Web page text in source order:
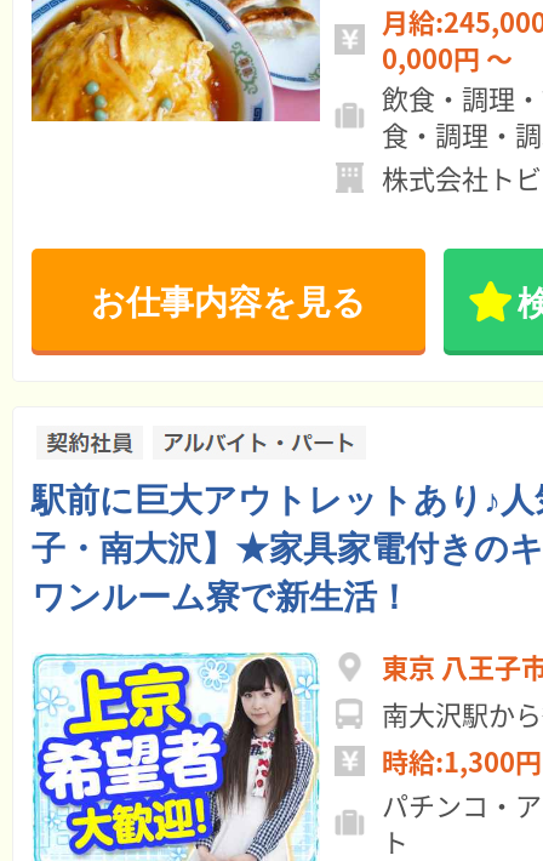
月給:245,000円 ～
0,000円 ～
飲食・調理
食・調理・
株式会社ト
お仕事内容を見る
駅前に巨大アウトレットあり♪
子・南大沢】★家具家電付きの
ワンルーム寮で新生活！
東京 八王子
南大沢駅か
時給:1,300
パチンコ・
ト